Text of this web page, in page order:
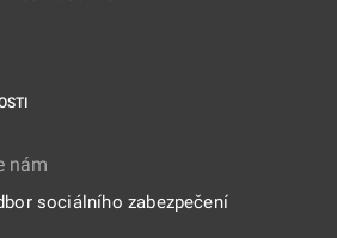
nám
sociálního zabezpečení